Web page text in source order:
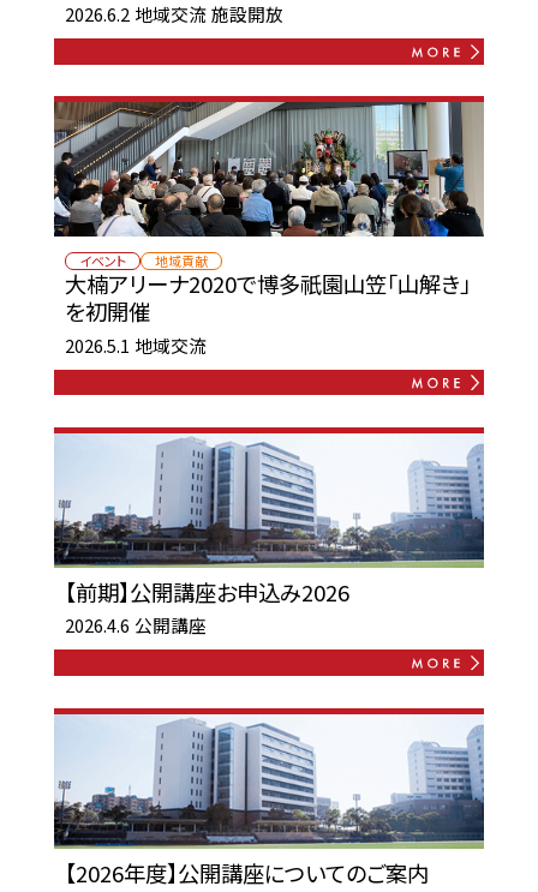
2026.6.2 地域交流 施設開放
イベント 地域貢献
大楠アリーナ2020で博多祇園山笠「山解き」
を初開催
2026.5.1 地域交流
【前期】公開講座お申込み2026
2026.4.6 公開講座
【2026年度】公開講座についてのご案内